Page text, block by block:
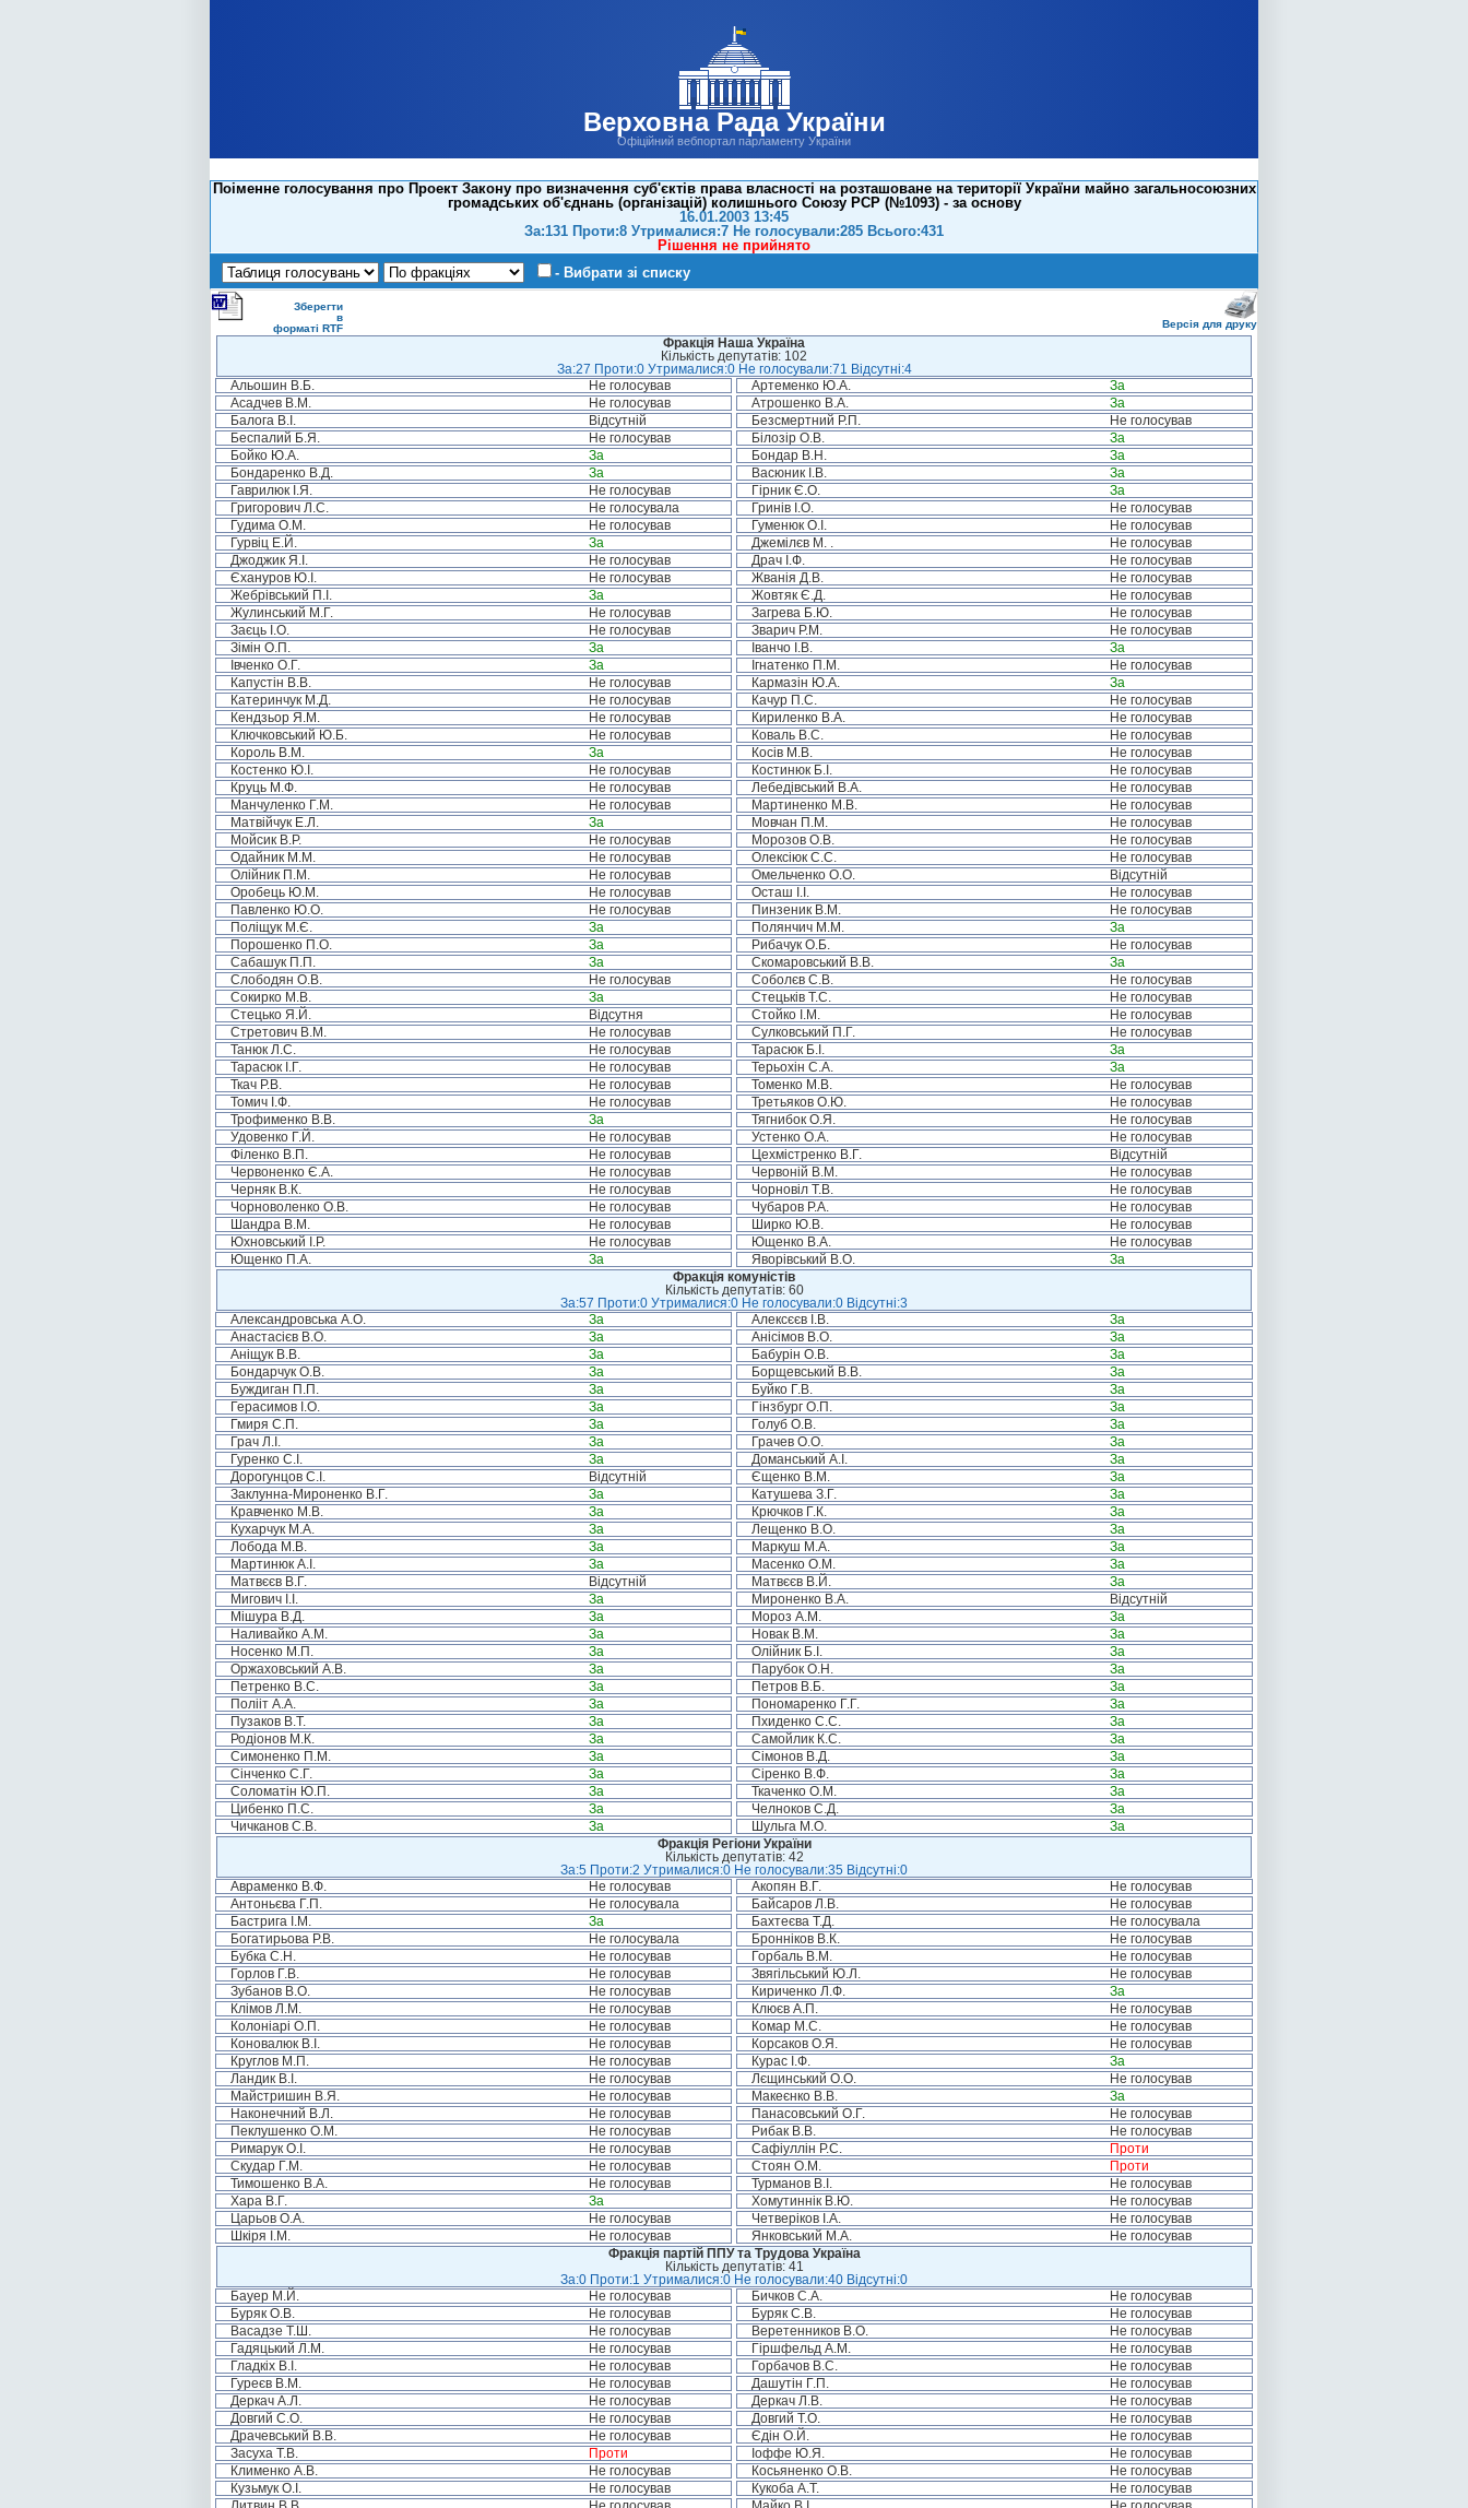
Верховна Рада України
Офіційний вебпортал парламенту України
Поіменне голосування про Проект Закону про визначення суб'єктів права власності на розташоване на території України майно загальносоюзних
громадських об'єднань (організацій) колишнього Союзу РСР (№1093) - за основу
16.01.2003 13:45
За:131 Проти:8 Утрималися:7 Не голосували:285 Всього:431
Рішення не прийнято
- Вибрати зі списку
Зберегти
в
форматі RTF
Версія для друку
Фракція Наша Україна
Кількість депутатів: 102
За:27 Проти:0 Утрималися:0 Не голосували:71 Відсутні:4
Альошин В.Б.
Не голосував Артеменко Ю.А.
За
Асадчев В.М.
Не голосував Атрошенко В.А.
За
Балога В.І.
Відсутній Безсмертний Р.П.
Не голосував
Беспалий Б.Я.
Не голосував Білозір О.В.
За
Бойко Ю.А.
За Бондар В.Н.
За
Бондаренко В.Д.
За Васюник І.В.
За
Гаврилюк І.Я.
Не голосував Гірник Є.О.
За
Григорович Л.С.
Не голосувала Гринів І.О.
Не голосував
Гудима О.М.
Не голосував Гуменюк О.І.
Не голосував
Гурвіц Е.Й.
За Джемілєв М. .
Не голосував
Джоджик Я.І.
Не голосував Драч І.Ф.
Не голосував
Єхануров Ю.І.
Не голосував Жванія Д.В.
Не голосував
Жебрівський П.І.
За Жовтяк Є.Д.
Не голосував
Жулинський М.Г.
Не голосував Загрева Б.Ю.
Не голосував
Заєць І.О.
Не голосував Зварич Р.М.
Не голосував
Зімін О.П.
За Іванчо І.В.
За
Івченко О.Г.
За Ігнатенко П.М.
Не голосував
Капустін В.В.
Не голосував Кармазін Ю.А.
За
Катеринчук М.Д.
Не голосував Качур П.С.
Не голосував
Кендзьор Я.М.
Не голосував Кириленко В.А.
Не голосував
Ключковський Ю.Б.
Не голосував Коваль В.С.
Не голосував
Король В.М.
За Косів М.В.
Не голосував
Костенко Ю.І.
Не голосував Костинюк Б.І.
Не голосував
Круць М.Ф.
Не голосував Лебедівський В.А.
Не голосував
Манчуленко Г.М.
Не голосував Мартиненко М.В.
Не голосував
Матвійчук Е.Л.
За Мовчан П.М.
Не голосував
Мойсик В.Р.
Не голосував Морозов О.В.
Не голосував
Одайник М.М.
Не голосував Олексіюк С.С.
Не голосував
Олійник П.М.
Не голосував Омельченко О.О.
Відсутній
Оробець Ю.М.
Не голосував Осташ І.І.
Не голосував
Павленко Ю.О.
Не голосував Пинзеник В.М.
Не голосував
Поліщук М.Є.
За Полянчич М.М.
За
Порошенко П.О.
За Рибачук О.Б.
Не голосував
Сабашук П.П.
За Скомаровський В.В.
За
Слободян О.В.
Не голосував Соболєв С.В.
Не голосував
Сокирко М.В.
За Стецьків Т.С.
Не голосував
Стецько Я.Й.
Відсутня Стойко І.М.
Не голосував
Стретович В.М.
Не голосував Сулковський П.Г.
Не голосував
Танюк Л.С.
Не голосував Тарасюк Б.І.
За
Тарасюк І.Г.
Не голосував Терьохін С.А.
За
Ткач Р.В.
Не голосував Томенко М.В.
Не голосував
Томич І.Ф.
Не голосував Третьяков О.Ю.
Не голосував
Трофименко В.В.
За Тягнибок О.Я.
Не голосував
Удовенко Г.Й.
Не голосував Устенко О.А.
Не голосував
Філенко В.П.
Не голосував Цехмістренко В.Г.
Відсутній
Червоненко Є.А.
Не голосував Червоній В.М.
Не голосував
Черняк В.К.
Не голосував Чорновіл Т.В.
Не голосував
Чорноволенко О.В.
Не голосував Чубаров Р.А.
Не голосував
Шандра В.М.
Не голосував Ширко Ю.В.
Не голосував
Юхновський І.Р.
Не голосував Ющенко В.А.
Не голосував
Ющенко П.А.
За Яворівський В.О.
За
Фракція комуністів
Кількість депутатів: 60
За:57 Проти:0 Утрималися:0 Не голосували:0 Відсутні:3
Александровська А.О.
За Алексєєв І.В.
За
Анастасієв В.О.
За Анісімов В.О.
За
Аніщук В.В.
За Бабурін О.В.
За
Бондарчук О.В.
За Борщевський В.В.
За
Буждиган П.П.
За Буйко Г.В.
За
Герасимов І.О.
За Гінзбург О.П.
За
Гмиря С.П.
За Голуб О.В.
За
Грач Л.І.
За Грачев О.О.
За
Гуренко С.І.
За Доманський А.І.
За
Дорогунцов С.І.
Відсутній Єщенко В.М.
За
Заклунна-Мироненко В.Г.
За Катушева З.Г.
За
Кравченко М.В.
За Крючков Г.К.
За
Кухарчук М.А.
За Лещенко В.О.
За
Лобода М.В.
За Маркуш М.А.
За
Мартинюк А.І.
За Масенко О.М.
За
Матвєєв В.Г.
Відсутній Матвєєв В.Й.
За
Мигович І.І.
За Мироненко В.А.
Відсутній
Мішура В.Д.
За Мороз А.М.
За
Наливайко А.М.
За Новак В.М.
За
Носенко М.П.
За Олійник Б.І.
За
Оржаховський А.В.
За Парубок О.Н.
За
Петренко В.С.
За Петров В.Б.
За
Полііт А.А.
За Пономаренко Г.Г.
За
Пузаков В.Т.
За Пхиденко С.С.
За
Родіонов М.К.
За Самойлик К.С.
За
Симоненко П.М.
За Сімонов В.Д.
За
Сінченко С.Г.
За Сіренко В.Ф.
За
Соломатін Ю.П.
За Ткаченко О.М.
За
Цибенко П.С.
За Челноков С.Д.
За
Чичканов С.В.
За Шульга М.О.
За
Фракція Регіони України
Кількість депутатів: 42
За:5 Проти:2 Утрималися:0 Не голосували:35 Відсутні:0
Авраменко В.Ф.
Не голосував Акопян В.Г.
Не голосував
Антоньєва Г.П.
Не голосувала Байсаров Л.В.
Не голосував
Бастрига І.М.
За Бахтеєва Т.Д.
Не голосувала
Богатирьова Р.В.
Не голосувала Бронніков В.К.
Не голосував
Бубка С.Н.
Не голосував Горбаль В.М.
Не голосував
Горлов Г.В.
Не голосував Звягільський Ю.Л.
Не голосував
Зубанов В.О.
Не голосував Кириченко Л.Ф.
За
Клімов Л.М.
Не голосував Клюєв А.П.
Не голосував
Колоніарі О.П.
Не голосував Комар М.С.
Не голосував
Коновалюк В.І.
Не голосував Корсаков О.Я.
Не голосував
Круглов М.П.
Не голосував Курас І.Ф.
За
Ландик В.І.
Не голосував Лєщинський О.О.
Не голосував
Майстришин В.Я.
Не голосував Макеєнко В.В.
За
Наконечний В.Л.
Не голосував Панасовський О.Г.
Не голосував
Пеклушенко О.М.
Не голосував Рибак В.В.
Не голосував
Римарук О.І.
Не голосував Сафіуллін Р.С.
Проти
Скудар Г.М.
Не голосував Стоян О.М.
Проти
Тимошенко В.А.
Не голосував Турманов В.І.
Не голосував
Хара В.Г.
За Хомутиннік В.Ю.
Не голосував
Царьов О.А.
Не голосував Четверіков І.А.
Не голосував
Шкіря І.М.
Не голосував Янковський М.А.
Не голосував
Фракція партій ППУ та Трудова Україна
Кількість депутатів: 41
За:0 Проти:1 Утрималися:0 Не голосували:40 Відсутні:0
Бауер М.Й.
Не голосував Бичков С.А.
Не голосував
Буряк О.В.
Не голосував Буряк С.В.
Не голосував
Васадзе Т.Ш.
Не голосував Веретенников В.О.
Не голосував
Гадяцький Л.М.
Не голосував Гіршфельд А.М.
Не голосував
Гладкіх В.І.
Не голосував Горбачов В.С.
Не голосував
Гуреєв В.М.
Не голосував Дашутін Г.П.
Не голосував
Деркач А.Л.
Не голосував Деркач Л.В.
Не голосував
Довгий С.О.
Не голосував Довгий Т.О.
Не голосував
Драчевський В.В.
Не голосував Єдін О.Й.
Не голосував
Засуха Т.В.
Проти Іоффе Ю.Я.
Не голосував
Клименко А.В.
Не голосував Косьяненко О.В.
Не голосував
Кузьмук О.І.
Не голосував Кукоба А.Т.
Не голосував